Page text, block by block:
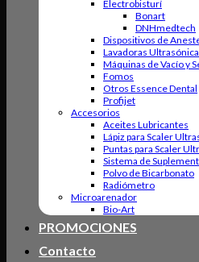
Electrobisturí
Bonart
DNHmedtech
Dispositivos de
Lavadoras
Máquinas de Vacío y
Fomos
Otros Essence Dental
Profijet
Accesorios
Aceites Lubricantes
Lápiz para Scaler
Puntas para Scaler
Sistema de
Polvo de Bicarbonato
Radiómetro
Microarenador
Bio-Art
PROMOCIONES
Contacto